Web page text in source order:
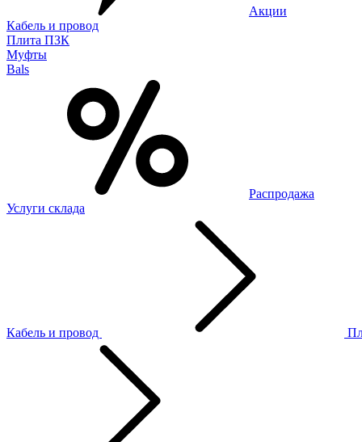
Акции
Кабель и провод
Плита ПЗК
Муфты
Bals
Распродажа
Услуги склада
Кабель и провод